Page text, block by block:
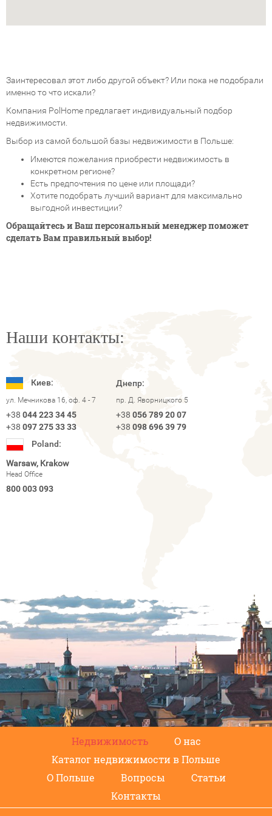
Заинтересовал этот либо другой объект? Или пока не подобрали
именно то что искали?
Компания PolHome предлагает индивидуальный подбор
недвижимости.
Выбор из самой большой базы недвижимости в Польше:
Имеются пожелания приобрести недвижимость в
конкретном регионе?
Есть предпочтения по цене или площади?
Хотите подобрать лучший вариант для максимально
выгодной инвестиции?
Обращайтесь и Ваш персональный менеджер поможет
сделать Вам правильный выбор!
Наши контакты:
Киев:
ул. Мечникова 16, оф. 4 - 7
+38 044 223 34 45
+38 097 275 33 33
Днепр:
пр. Д. Яворницкого 5
+38 056 789 20 07
+38 098 696 39 79
Poland:
Warsaw, Krakow
Head Office
800 003 093
Недвижимость
О нас
Каталог недвижимости в Польше
О Польше
Вопросы
Статьи
Контакты